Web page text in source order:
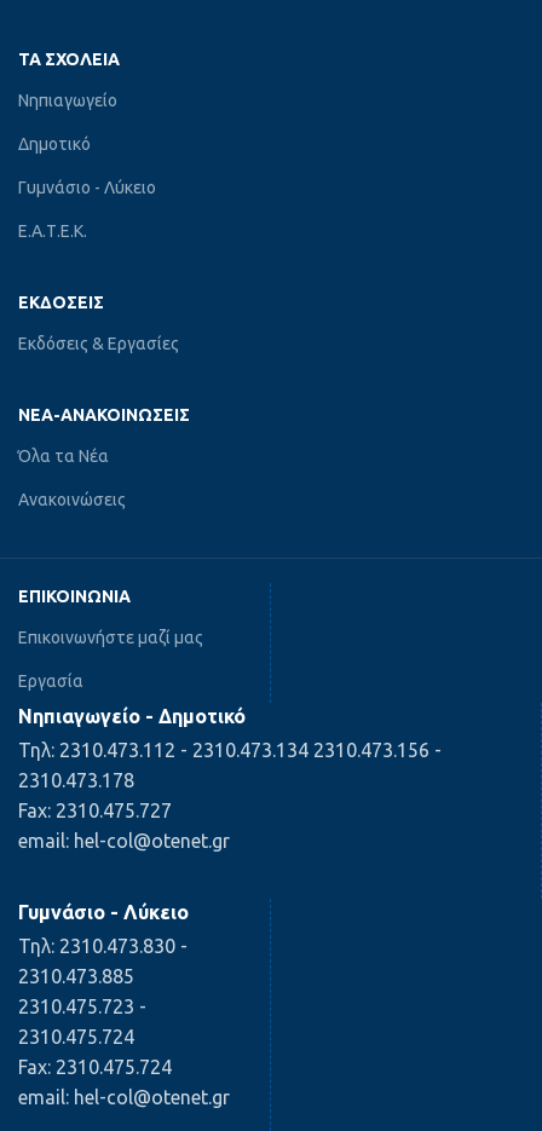
ΤΑ ΣΧΟΛΕΊΑ
Νηπιαγωγείο
Δημοτικό
Γυμνάσιο - Λύκειο
Ε.Α.Τ.Ε.Κ.
ΕΚΔΌΣΕΙΣ
Εκδόσεις & Εργασίες
ΝΈΑ-ΑΝΑΚΟΙΝΏΣΕΙΣ
Όλα τα Νέα
Ανακοινώσεις
ΕΠΙΚΟΙΝΩΝΊΑ
Επικοινωνήστε μαζί μας
Εργασία
Νηπιαγωγείο - Δημοτικό
Τηλ: 2310.473.112 - 2310.473.134 2310.473.156 -
2310.473.178
Fax: 2310.475.727
email: hel-col@otenet.gr
Γυμνάσιο - Λύκειο
Τηλ: 2310.473.830 -
2310.473.885
2310.475.723 -
2310.475.724
Fax: 2310.475.724
email: hel-col@otenet.gr